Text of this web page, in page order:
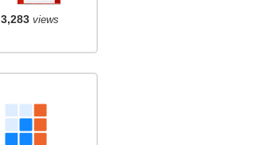
3,283 views